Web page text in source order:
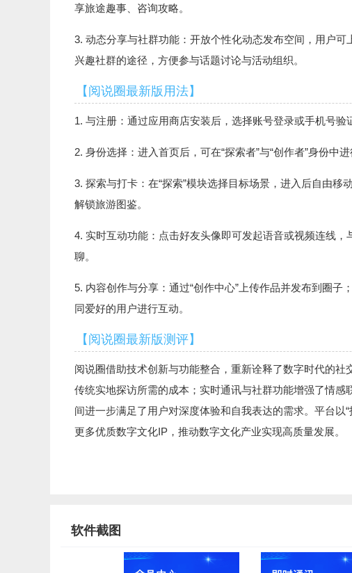
享旅途趣事、咨询攻略。
3. 动态分享与社群功能：开放个性化动态发布空间，用户
兴趣社群的途径，方便参与话题讨论与活动组织。
【阅说圈最新版用法】
1. 与注册：通过应用商店安装后，选择账号登录或手机号验
2. 身份选择：进入首页后，可在“探索者”与“创作者”身份中
3. 探索与打卡：在“探索”模块选择目标场景，进入后自由移
解锁旅游图鉴。
4. 实时互动功能：点击好友头像即可发起语音或视频连线
聊。
5. 内容创作与分享：通过“创作中心”上传作品并发布到圈
同爱好的用户进行互动。
【阅说圈最新版测评】
阅说圈借助技术创新与功能整合，重新诠释了数字时代的
传统实地探访所需的成本；实时通讯与社群功能增强了情
间进一步满足了用户对深度体验和自我表达的需求。平台以
更多优质数字文化IP，推动数字文化产业实现高质量发展。
软件截图